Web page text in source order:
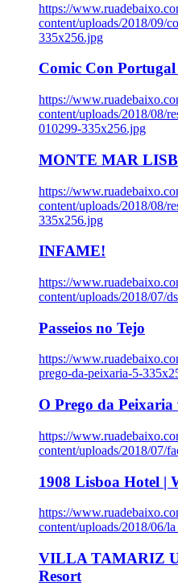
https://
content/uploads/2018/09/
335x256.jpg
Comic Con Portugal
https://
content/uploads/2018/08/
010299-335x256.jpg
MONTE MAR
https://
content/uploads/2018/08/
335x256.jpg
INFAME!
https://
content/uploads/2018/07/
Passeios no Tejo
https://
prego-da-peixaria-5-
O Prego da
https://
content/uploads/2018/07/
1908 Lisboa Hotel |
https://
content/uploads/2018/06/
VILLA TAMARIZ
Resort